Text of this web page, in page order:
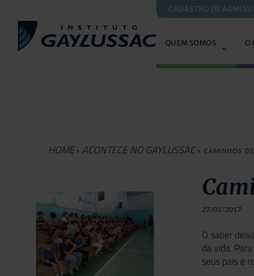
CADASTRO DE
QUEM SOMOS O
HOME » ACONTECE NO GAYLUSSAC » CAMINHOS
27/01/2017
O saber
da vida.
seus pais e